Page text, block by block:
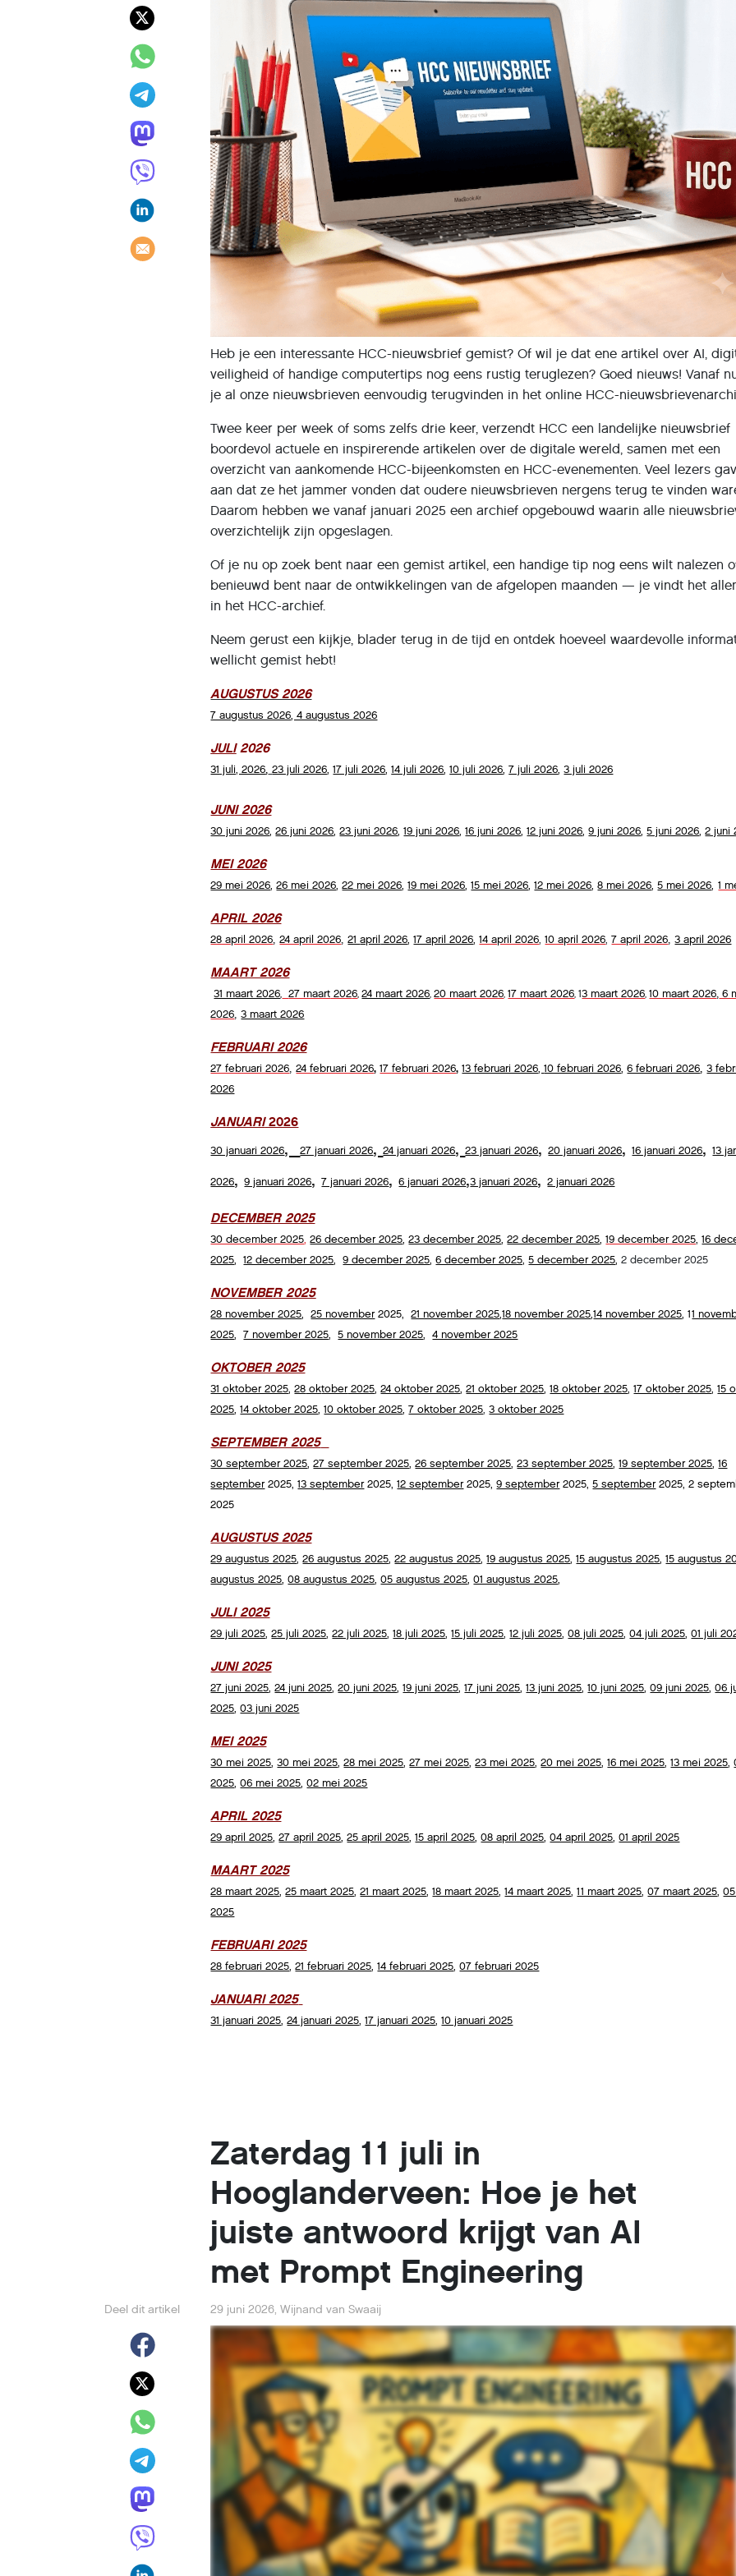
Heb je een interessante HCC-nieuwsbrief gemist? Of wil je dat ene artikel over AI,
veiligheid of handige computertips nog eens rustig teruglezen? Goed nieuws! Vanaf
je al onze nieuwsbrieven eenvoudig terugvinden in het online HCC-
Twee keer per week of soms zelfs drie keer, verzendt HCC een landelijke nieuwsbrief
boordevol actuele en inspirerende artikelen over de digitale wereld, samen met een
overzicht van aankomende HCC-bijeenkomsten en HCC-evenementen. Veel lezers
aan dat ze het jammer vonden dat oudere nieuwsbrieven nergens terug te vinden
Daarom hebben we vanaf januari 2025 een archief opgebouwd waarin alle
overzichtelijk zijn opgeslagen.
Of je nu op zoek bent naar een gemist artikel, een handige tip nog eens wilt nalezen
benieuwd bent naar de ontwikkelingen van de afgelopen maanden — je vindt het
in het HCC-archief.
Neem gerust een kijkje, blader terug in de tijd en ontdek hoeveel waardevolle
wellicht gemist hebt!
AUGUSTUS 2026
7 augustus 2026, 4 augustus 2026
JULI2026
31 juli, 2026, 23 juli 2026,17 juli 2026,14 juli 2026,10 juli 2026,7 juli 2026,3 juli 2026
JUNI 2026
30 juni 2026,26 juni 2026,23 juni 2026,19 juni 2026,16 juni 2026,12 juni 2026,9 juni 2026,5 juni 2026,2 juni
MEI 2026
29 mei 2026,26 mei 2026,22 mei 2026,19 mei 2026,15 mei 2026,12 mei 2026,8 mei 2026,5 mei 2026, 1
APRIL 2026
28 april 2026,24 april 2026,21april 2026,17 april 2026,14 april 2026,10 april 2026,7 april 2026,3 april 2026
MAART 2026
31 maart 2026, 27 maart 2026,24 maart 2026,20 maart 2026,17 maart 2026,13 maart 2026,10 maart 2026, 6
2026,3 maart 2026
FEBRUARI 2026
27 februari 2026,24 februari 2026,17 februari 2026,13 februari 2026,10 februari 2026,6 februari 2026,3
2026
JANUARI2026
30 januari 2026,27 januari 2026,24 januari 2026,23 januari 2026,20 januari 2026,16 januari 2026,13
2026,9 januari 2026,7 januari 2026,6 januari 2026,3 januari 2026,2 januari 2026
DECEMBER 2025
30 december 2025, 26 december 2025,23 december 2025,22 december 2025,19 december 2025, 16
2025, 12 december 2025, 9 december 2025,6 december 2025, 5 december 2025, 2 december 2025
NOVEMBER 2025
28 november 2025, 25 november2025, 21 november 2025,18 november 2025,14 november 2025, 11
2025, 7 november 2025, 5 november 2025, 4 november 2025
OKTOBER 2025
31 oktober 2025,28 oktober2025,24 oktober 2025,21 oktober 2025,18 oktober 2025,17 oktober 2025,15
2025,14 oktober 2025,10 oktober 2025,7 oktober 2025,3 oktober 2025
SEPTEMBER 2025
30 september 2025,27 september 2025,26 september 2025,23 september 2025,19 september 2025,16
september2025,13 september2025, 12 september2025,9 september2025,5 september2025,2
2025
AUGUSTUS 2025
29 augustus 2025,26 augustus 2025,22 augustus 2025,19 augustus 2025,15 augustus 2025,15 augustus
augustus 2025,08 augustus 2025,05 augustus 2025, 01 augustus 2025,
JULI 2025
29 juli 2025,25 juli 2025,22 juli 2025,18 juli 2025,15 juli 2025,12 juli 2025,08 juli 2025,04 juli 2025,01 juli
JUNI 2025
27 juni 2025,24 juni 2025,20 juni 2025,19 juni 2025,17 juni 2025,13 juni 2025,10 juni 2025,09 juni 2025,06
2025,03 juni 2025
MEI 2025
30 mei 2025,30 mei 2025,28 mei 2025,27 mei 2025,23 mei 2025,20 mei 2025, 16 mei 2025,13 mei 2025,
2025,06 mei 2025,02 mei 2025
APRIL 2025
29 april 2025,27 april 2025,25 april 2025,15 april 2025,08 april 2025,04 april 2025,01 april 2025
MAART 2025
28 maart 2025,25 maart 2025,21 maart 2025,18 maart 2025,14 maart 2025,11 maart 2025,07 maart 2025,
2025
FEBRUARI 2025
28 februari 2025,21 februari 2025,14 februari 2025,07 februari 2025
JANUARI 2025
31 januari 2025,24 januari 2025,17 januari 2025,10 januari 2025
Zaterdag 11 juli in
Hooglanderveen: Hoe je het
juiste antwoord krijgt van AI
met Prompt Engineering
Deel dit artikel 29 juni 2026,Wijnand van Swaaij